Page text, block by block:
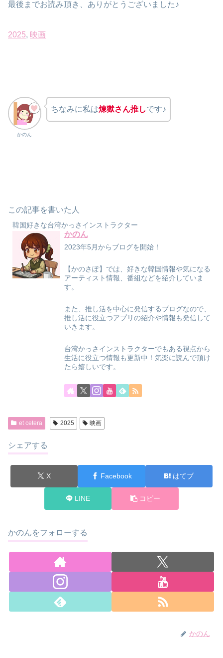
最後までお読み頂き、ありがとうございました♪
2025, 映画
かのん
ちなみに私は煉獄さん推しです♪
この記事を書いた人
韓国好きな台湾かっさインストラクター
かのん
2023年5月からブログを開始！
【かのさぽ】では、好きな韓国情報や気になる
アーティスト情報、番組などを紹介していま
す。
また、推し活を中心に発信するブログなので、
推し活に役立つアプリの紹介や情報も発信して
いきます。
台湾かっさインストラクターでもある視点から
生活に役立つ情報も更新中！気楽に読んで頂け
たら嬉しいです。
et cetera 2025 映画
シェアする
X Facebook はてブ
LINE コピー
かのんをフォローする
かのん